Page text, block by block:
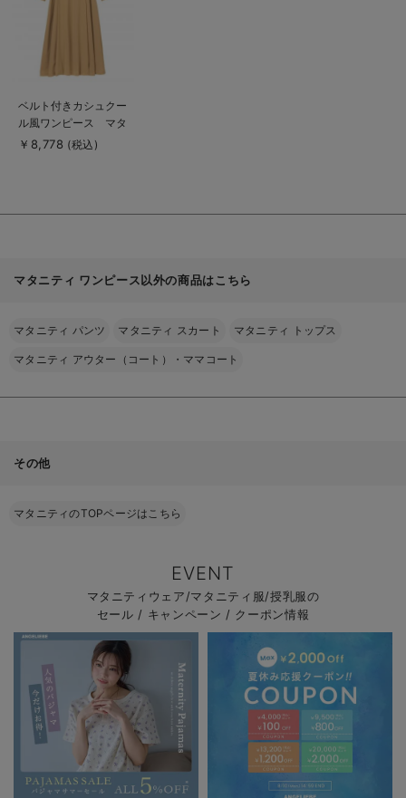
商
品
詳
を
ベルト付きカシュクー
ル風ワンピース マタ
ニティ・授乳服【出産
￥8,778 (税込)
マタニティ ワンピース以外の商品はこちら
マタニティ パンツ マタニティ スカート マタニティ トップス
マタニティ アウター（コート）・ママコート
その他
マタニティのTOPページはこちら
EVENT
マタニティウェア/マタニティ服/授乳服の
セール / キャンペーン / クーポン情報